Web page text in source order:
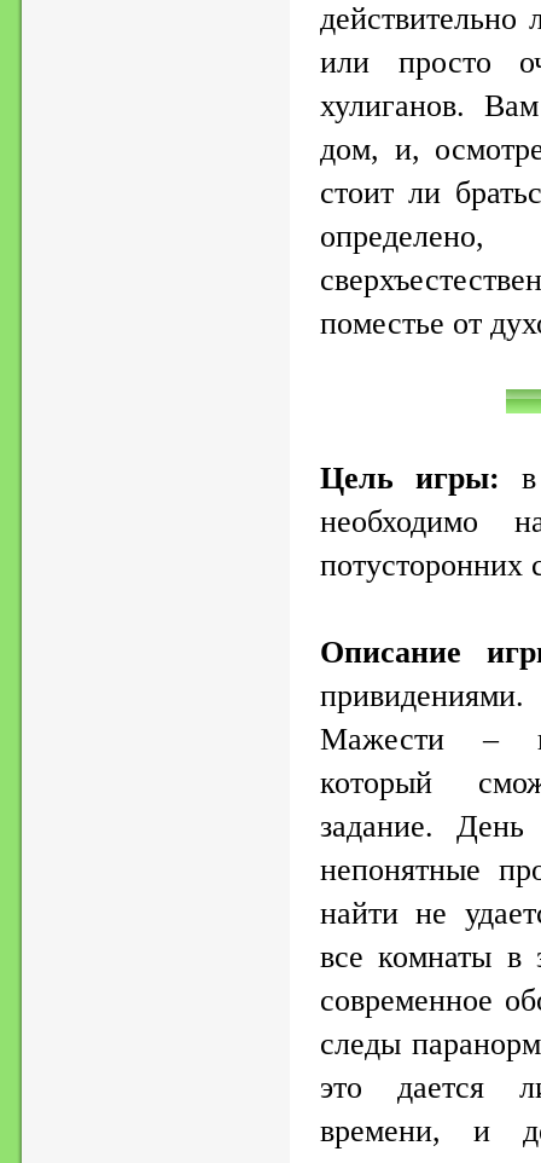
действительно
или просто
хулиганов.
дом, и,
стоит ли
поместье от
Цель игры:
необходимо
потусторонних
Описание
Мажести –
который
задание.
непонятные
найти не
все комнаты в
современное
следы
это дается
времени, и